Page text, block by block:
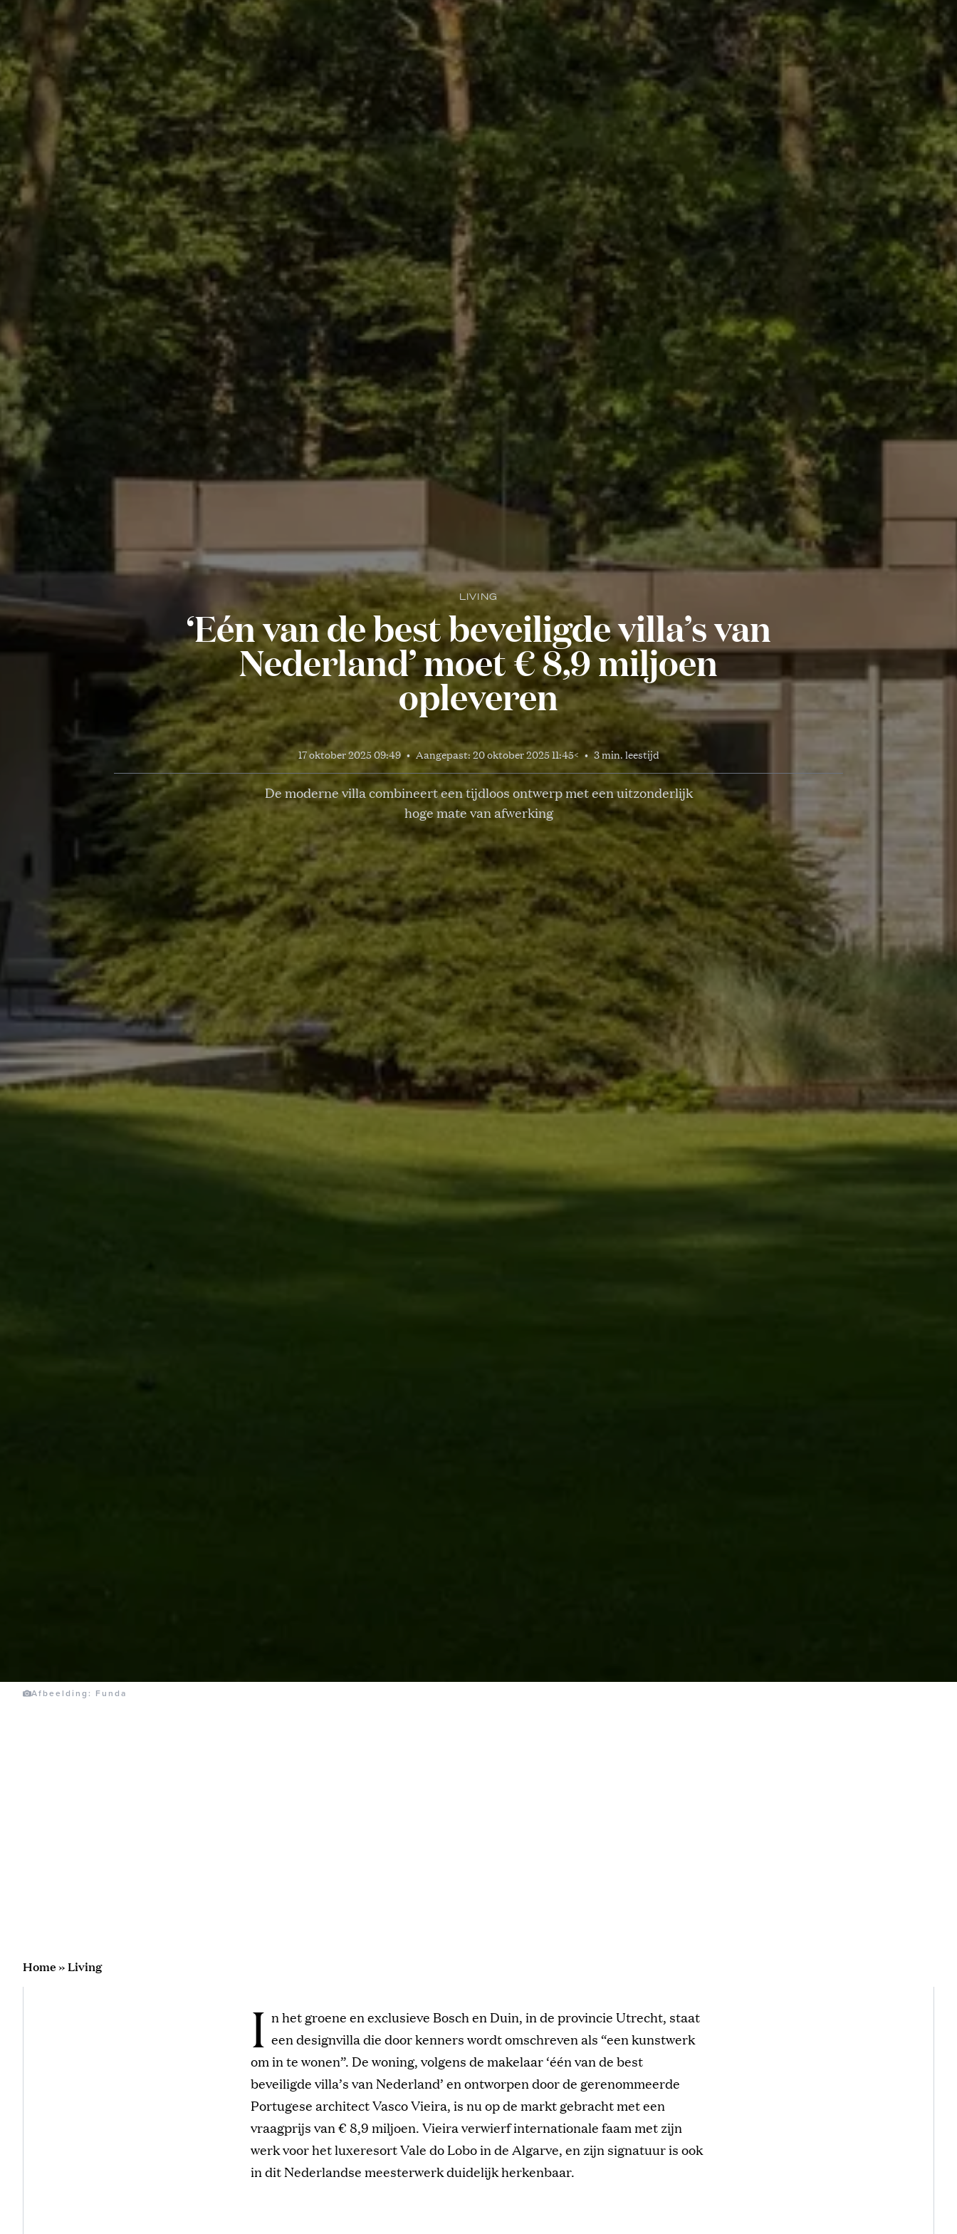
LIVING
‘Eén van de best beveiligde villa’s van
Nederland’ moet € 8,9 miljoen
opleveren
17 oktober 2025 09:49 • Aangepast: 20 oktober 2025 11:45< • 3 min. leestijd
De moderne villa combineert een tijdloos ontwerp met een uitzonderlijk
hoge mate van afwerking
Afbeelding: Funda
Home»Living
I n het groene en exclusieve Bosch en Duin, in de provincie Utrecht, staat
een designvilla die door kenners wordt omschreven als “een kunstwerk
om in te wonen”. De woning, volgens de makelaar ‘één van de best
beveiligde villa’s van Nederland’ en ontworpen door de gerenommeerde
Portugese architect Vasco Vieira, is nu op de markt gebracht met een
vraagprijs van € 8,9 miljoen. Vieira verwierf internationale faam met zijn
werk voor het luxeresort Vale do Lobo in de Algarve, en zijn signatuur is ook
in dit Nederlandse meesterwerk duidelijk herkenbaar.